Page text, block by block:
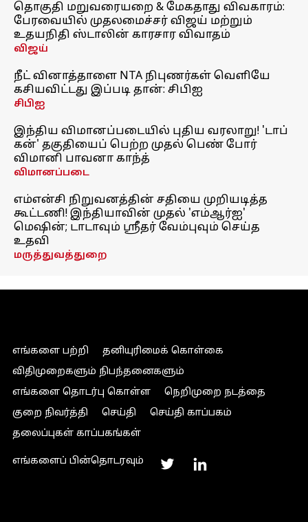
தொகுதி மறுவரையறை & மேகதாது விவகாரம்:
பேரவையில் முதலமைச்சர் விஜய் மற்றும்
உதயநிதி ஸ்டாலின் காரசார விவாதம்
விஜய்
நீட் வினாத்தாளை NTA நிபுணர்கள் வெளியே
கசியவிட்டது இப்படி தான்: சிபிஐ
சிபிஐ
இந்திய விமானப்படையில் புதிய வரலாறு! 'டாப்
கன்' தகுதியைப் பெற்ற முதல் பெண் போர்
விமானி பாவனா காந்த்
விமானப்படை
எம்என்சி நிறுவனத்தின் சதியை முறியடித்த
கூட்டணி! இந்தியாவின் முதல் 'எம்ஆர்ஐ'
மெஷின்; டாடாவும் ஸ்ரீதர் வேம்புவும் செய்த
உதவி
மருத்துவத்துறை
எங்களை பற்றி
தனியுரிமைக் கொள்கை
விதிமுறைகளும் நிபந்தனைகளும்
எங்களை தொடர்பு கொள்ள
நெறிமுறை நடத்தை
குறை நிவர்த்தி
செய்தி
செய்தி காப்பகம்
தலைப்புகள் காப்பகங்கள்
எங்களைப் பின்தொடரவும்